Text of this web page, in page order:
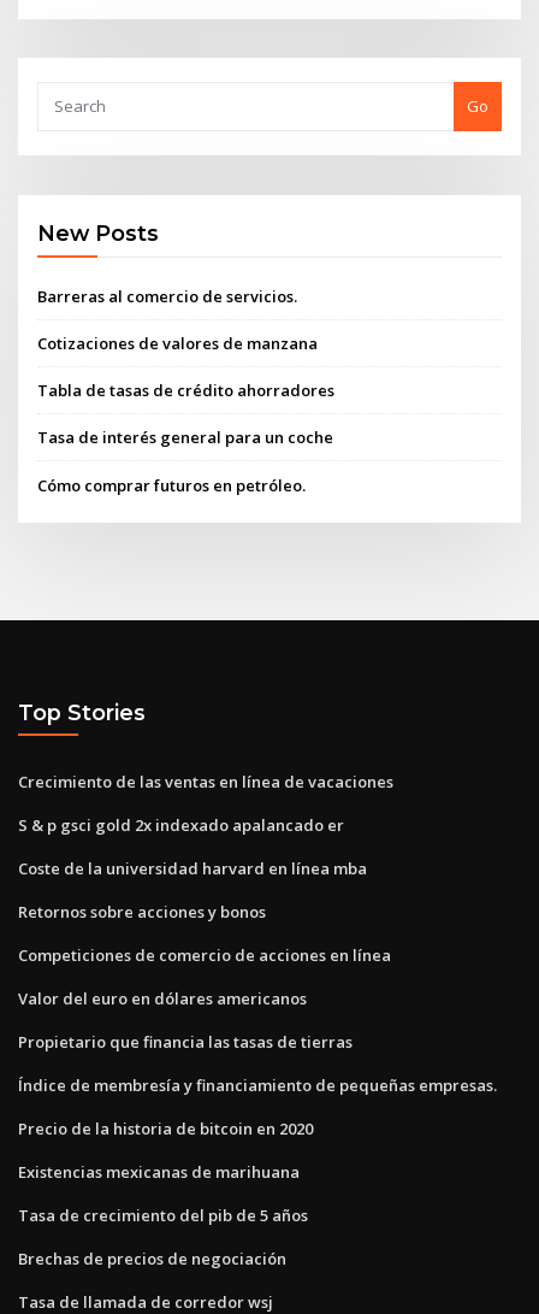
Go
New Posts
Barreras al comercio de servicios.
Cotizaciones de valores de manzana
Tabla de tasas de crédito ahorradores
Tasa de interés general para un coche
Cómo comprar futuros en petróleo.
Top Stories
Crecimiento de las ventas en línea de vacaciones
S & p gsci gold 2x indexado apalancado er
Coste de la universidad harvard en línea mba
Retornos sobre acciones y bonos
Competiciones de comercio de acciones en línea
Valor del euro en dólares americanos
Propietario que financia las tasas de tierras
Índice de membresía y financiamiento de pequeñas empresas.
Precio de la historia de bitcoin en 2020
Existencias mexicanas de marihuana
Tasa de crecimiento del pib de 5 años
Brechas de precios de negociación
Tasa de llamada de corredor wsj